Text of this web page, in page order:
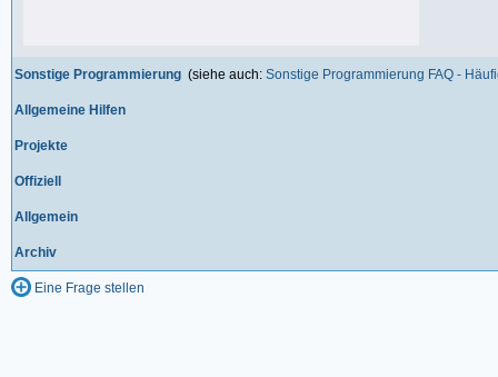
Sonstige Programmierung (siehe auch: Sonstige Programmierung FAQ -
Allgemeine Hilfen
Projekte
Offiziell
Allgemein
Archiv
Eine Frage stellen